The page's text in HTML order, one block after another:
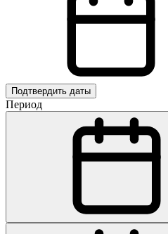
Подтвердить даты
Период